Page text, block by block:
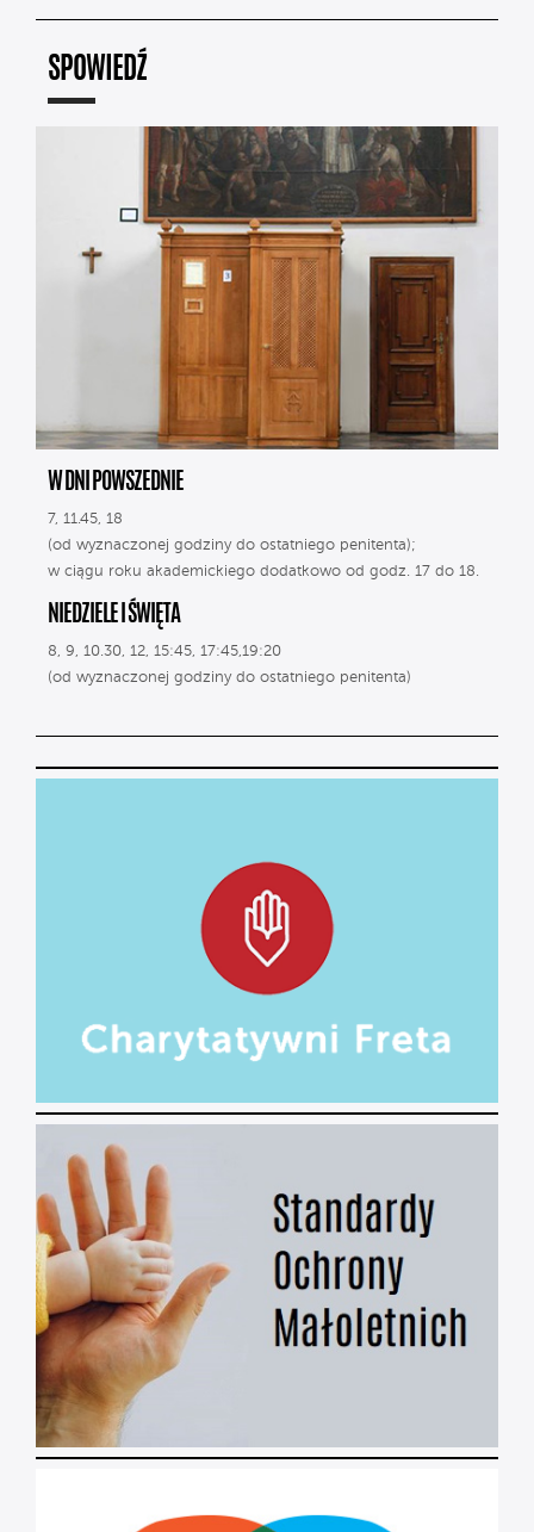
SPOWIEDŹ
W DNI POWSZEDNIE
7, 11.45, 18
(od wyznaczonej godziny do ostatniego penitenta);
w ciągu roku akademickiego dodatkowo od godz. 17 do 18.
NIEDZIELE I ŚWIĘTA
8, 9, 10.30, 12, 15:45, 17:45,19:20
(od wyznaczonej godziny do ostatniego penitenta)